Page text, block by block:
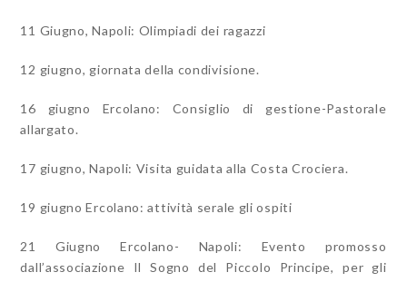
11 Giugno, Napoli: Olimpiadi dei ragazzi
12 giugno, giornata della condivisione.
16 giugno Ercolano: Consiglio di gestione-Pastorale
allargato.
17 giugno, Napoli: Visita guidata alla Costa Crociera.
19 giugno Ercolano: attività serale gli ospiti
21 Giugno Ercolano- Napoli: Evento promosso
dall’associazione Il Sogno del Piccolo Principe, per gli